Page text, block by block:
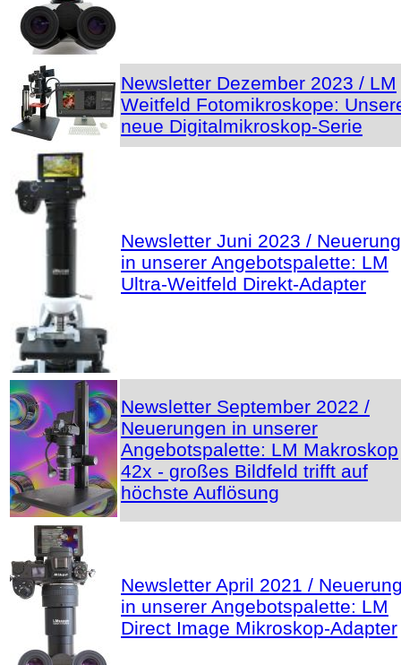
Newsletter Dezember 2023 / LM
Weitfeld Fotomikroskope:
neue Digitalmikroskop-Serie
Newsletter Juni 2023 /
in unserer Angebotspalette: LM
Ultra-Weitfeld Direkt-Adapter
Newsletter September 2022 /
Neuerungen in unserer
Angebotspalette: LM Makroskop
42x - großes Bildfeld trifft auf
höchste Auflösung
Newsletter April 2021 /
in unserer Angebotspalette: LM
Direct Image Mikroskop-Adapter